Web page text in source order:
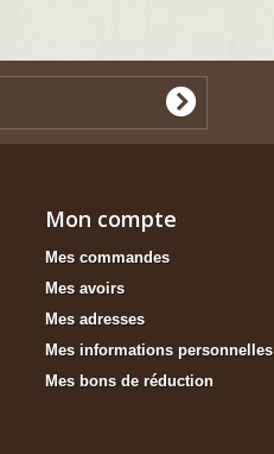
Mon compte
Mes commandes
Mes avoirs
Mes adresses
Mes informations personnelles
Mes bons de réduction